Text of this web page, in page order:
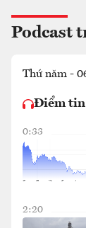
Podcast
Thứ năm -
Điểm tin
0:33
2:20